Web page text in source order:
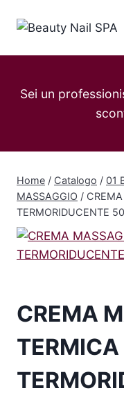
Sei un
Home / Catalogo / 01
MASSAGGIO /
TERMORIDUCENTE
CREMA
TERMICA